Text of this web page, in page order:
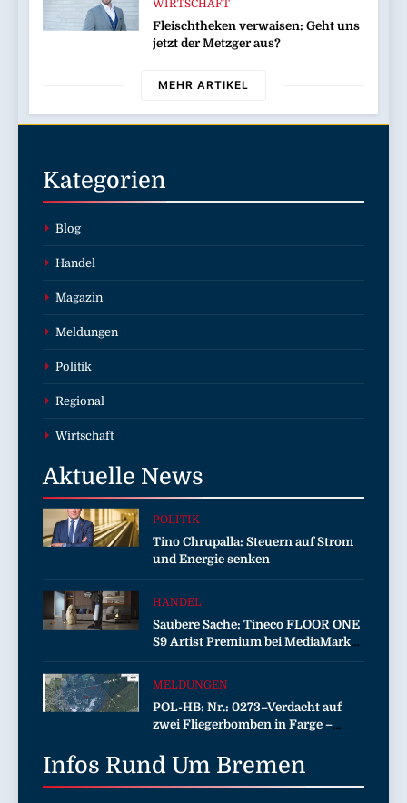
WIRTSCHAFT
Fleischtheken verwaisen: Geht uns
jetzt der Metzger aus?
MEHR ARTIKEL
Kategorien
Blog
Handel
Magazin
Meldungen
Politik
Regional
Wirtschaft
Aktuelle News
POLITIK
Tino Chrupalla: Steuern auf Strom
und Energie senken
HANDEL
Saubere Sache: Tineco FLOOR ONE
S9 Artist Premium bei MediaMarkt
jetzt für 459 Euro sichern
MELDUNGEN
POL-HB: Nr.: 0273–Verdacht auf
zwei Fliegerbomben in Farge –
Infos Rund Um Bremen